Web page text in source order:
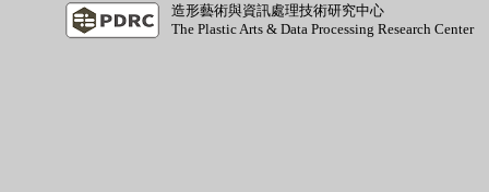
造形藝術與資訊處理技術研究中心
The Plastic Arts & Data Processing Research Center